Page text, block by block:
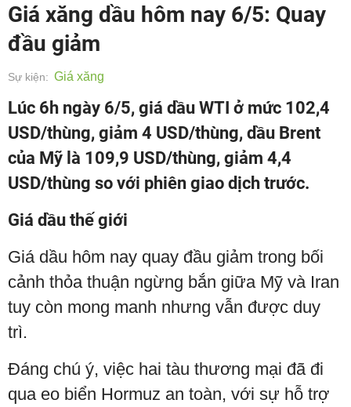
Giá xăng dầu hôm nay 6/5: Quay
đầu giảm
Sự kiện: Giá xăng
Lúc 6h ngày 6/5, giá dầu WTI ở mức 102,4
USD/thùng, giảm 4 USD/thùng, dầu Brent
của Mỹ là 109,9 USD/thùng, giảm 4,4
USD/thùng so với phiên giao dịch trước.
Giá dầu thế giới
Giá dầu hôm nay quay đầu giảm trong bối
cảnh thỏa thuận ngừng bắn giữa Mỹ và Iran
tuy còn mong manh nhưng vẫn được duy
trì.
Đáng chú ý, việc hai tàu thương mại đã đi
qua eo biển Hormuz an toàn, với sự hỗ trợ